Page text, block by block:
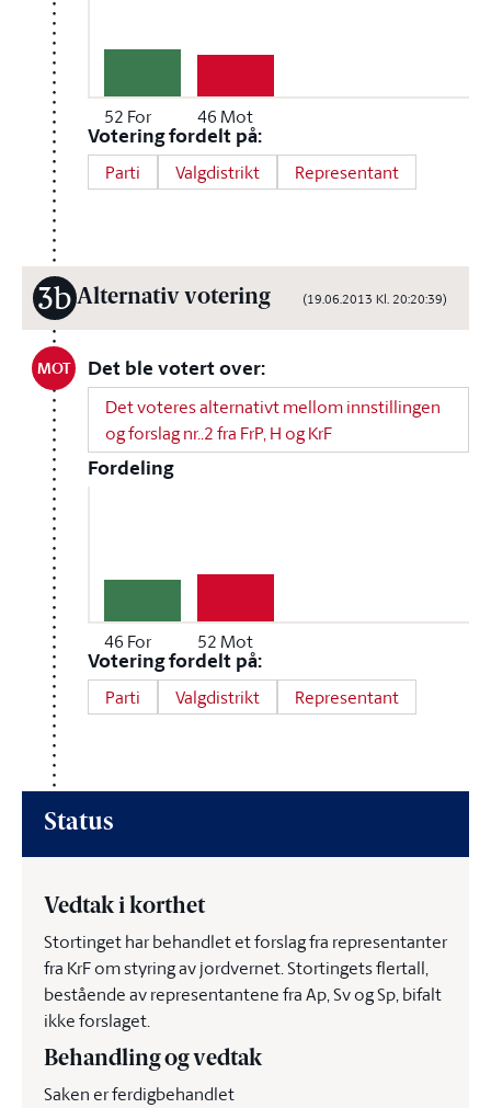
52 For 46 Mot
Votering fordelt på:
Parti Valgdistrikt Representant
3b Alternativ votering (19.06.2013 Kl. 20:20:39)
MOT Det ble votert over:
Det voteres alternativt mellom innstillingen
og forslag nr..2 fra FrP, H og KrF
Fordeling
46 For 52 Mot
Votering fordelt på:
Parti Valgdistrikt Representant
Status
Vedtak i korthet
Stortinget har behandlet et forslag fra representanter
fra KrF om styring av jordvernet. Stortingets flertall,
bestående av representantene fra Ap, Sv og Sp, bifalt
ikke forslaget.
Behandling og vedtak
Saken er ferdigbehandlet